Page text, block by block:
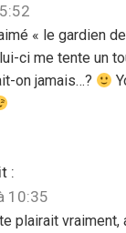
« le gardien
ci me tente un
on jamais…?
:
10:35
plairait vraiment,